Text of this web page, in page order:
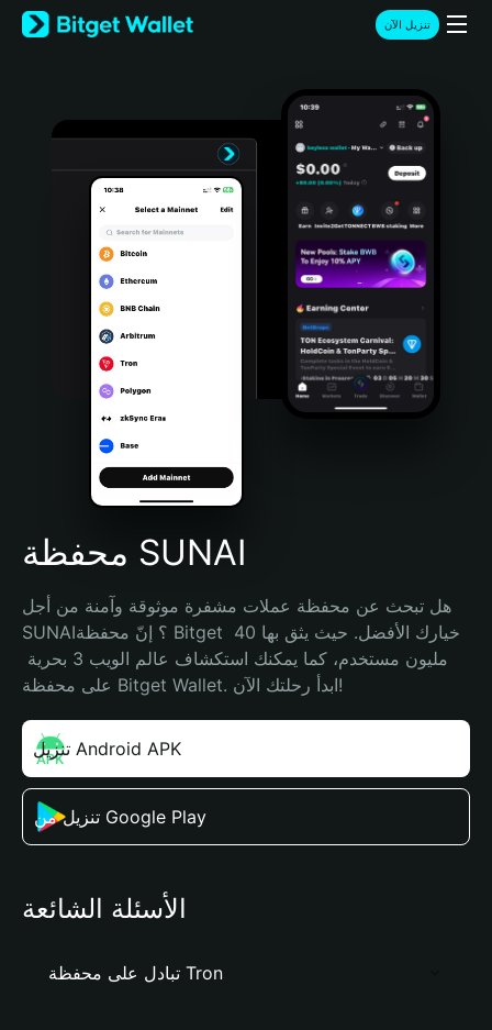
English
日本語
Türkçe
Português (Portugal)
Bahasa Indonesia
Português (Brasil)
Español (Argentina)
تنزيل الآن
محفظة SUNAI
هل تبحث عن محفظة عملات مشفرة موثوقة وآمنة من أجل
SUNAI؟ إنّ محفظة Bitget خيارك الأفضل. حيث يثق بها 40
على محفظة Bitget Wallet. ابدأ رحلتك الآن!
تنزيل Android APK
تنزيل من Google Play
الأسئلة الشائعة
تبادل على محفظة Tron